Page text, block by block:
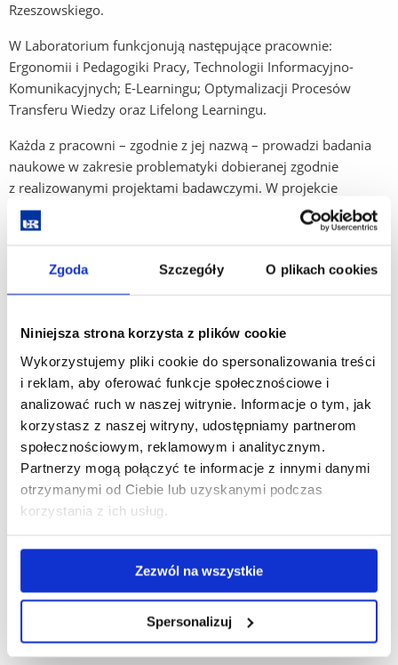
Zgoda Szczegóły O plikach cookies
Niniejsza strona korzysta z plików cookie
Wykorzystujemy pliki cookie do spersonalizowania treści
i reklam, aby oferować funkcje społecznościowe i
analizować ruch w naszej witrynie. Informacje o tym, jak
korzystasz z naszej witryny, udostępniamy partnerom
społecznościowym, reklamowym i analitycznym.
Partnerzy mogą połączyć te informacje z innymi danymi
otrzymanymi od Ciebie lub uzyskanymi podczas
korzystania z ich usług.
Zezwól na wszystkie
Spersonalizuj
Rzeszowskiego.
W Laboratorium funkcjonują następujące pracownie:
Ergonomii i Pedagogiki Pracy, Technologii Informacyjno-
Komunikacyjnych; E-Learningu; Optymalizacji Procesów
Transferu Wiedzy oraz Lifelong Learningu.
Każda z pracowni – zgodnie z jej nazwą – prowadzi badania
naukowe w zakresie problematyki dobieranej zgodnie
z realizowanymi projektami badawczymi. W projekcie
rozwoju Laboratorium przewidywane jest utworzenie
kolejnych pracowni: Otwartych Zasobów Edukacyjnych
i interesantom zewnętrznym dla realizacji projektów
Koncepcje projektów badawczych należy składać do
kierownika LZSI. Zgłoszenie powinno zawierać wskazanie
źródeł finansowania działań wykraczających poza bieżące
koszty eksploatacyjne poszczególnych pracowni. Realizacja
projektu nastąpi po uzyskaniu pozytywnej opinii Rady
Naukowej Laboratorium.